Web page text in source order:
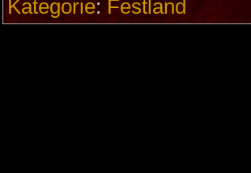
Kategorie: Festland